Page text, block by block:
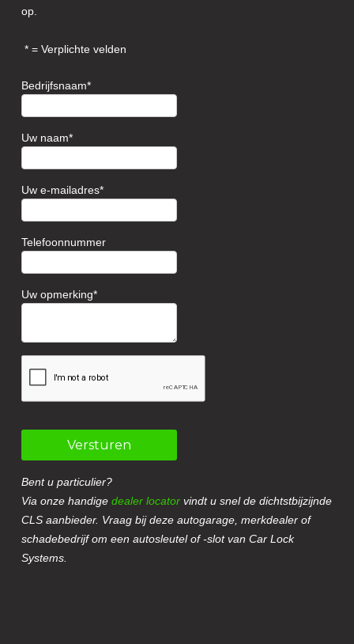
op.
= Verplichte velden
Bedrijfsnaam
Uw naam
Uw e-mailadres
Telefoonnummer
Uw opmerking
Versturen
Bent u particulier?
Via onze handigedealer locator vindt u snel de dichtstbijzijnde
CLS aanbieder. Vraag bij deze autogarage, merkdealer of
schadebedrijf om een autosleutel of -slot van Car Lock
Systems.